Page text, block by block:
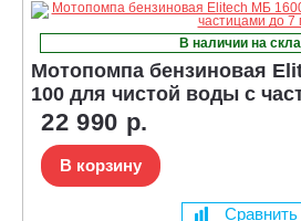
В наличии на
Мотопомпа бензиновая
100 для чистой воды с
22 990 р.
В корзину
Сравнить